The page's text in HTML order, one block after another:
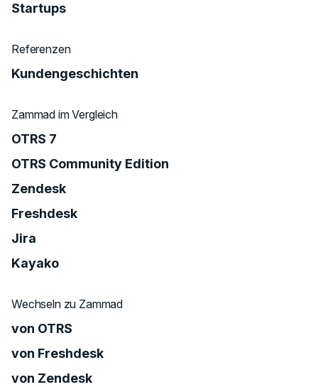
Startups
Referenzen
Kundengeschichten
Zammad im Vergleich
OTRS 7
OTRS Community Edition
Zendesk
Freshdesk
Jira
Kayako
Wechseln zu Zammad
von OTRS
von Freshdesk
von Zendesk